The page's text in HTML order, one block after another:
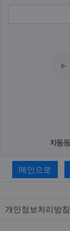
자동
메인으로
개인정보처리방침